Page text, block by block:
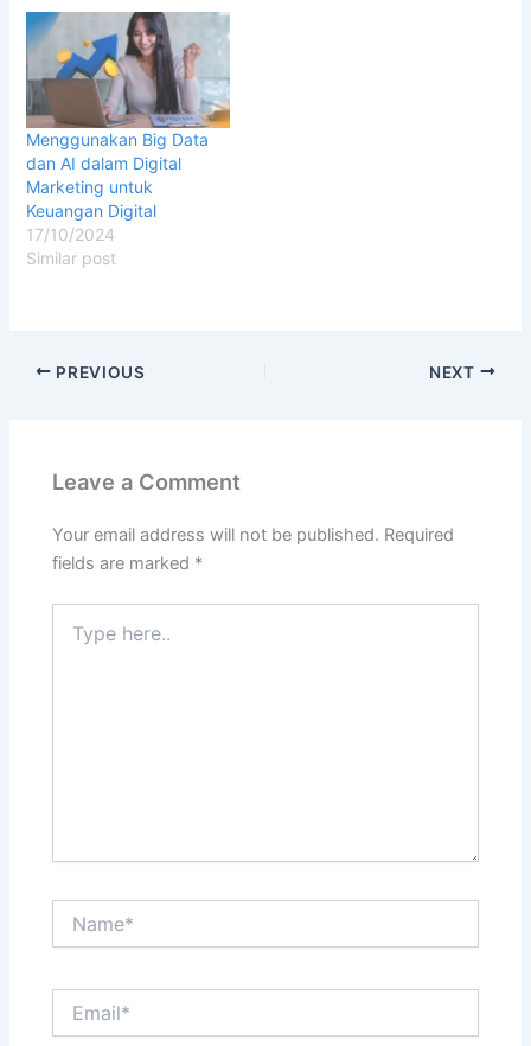
Menggunakan Big Data
dan AI dalam Digital
Marketing untuk
Keuangan Digital
17/10/2024
Similar post
PREVIOUS NEXT
Leave a Comment
Your email address will not be published. Required
fields are marked *
here..